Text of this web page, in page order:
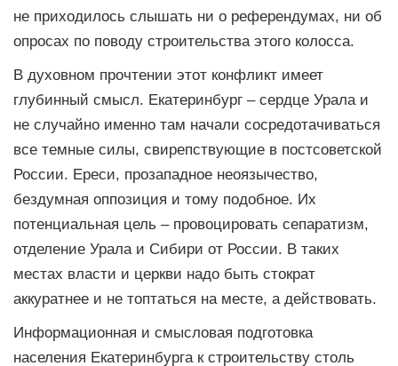
не приходилось слышать ни о референдумах, ни об
опросах по поводу строительства этого колосса.
В духовном прочтении этот конфликт имеет
глубинный смысл. Екатеринбург – сердце Урала и
не случайно именно там начали сосредотачиваться
все темные силы, свирепствующие в постсоветской
России. Ереси, прозападное неоязычество,
бездумная оппозиция и тому подобное. Их
потенциальная цель – провоцировать сепаратизм,
отделение Урала и Сибири от России. В таких
местах власти и церкви надо быть стократ
аккуратнее и не топтаться на месте, а действовать.
Информационная и смысловая подготовка
населения Екатеринбурга к строительству столь